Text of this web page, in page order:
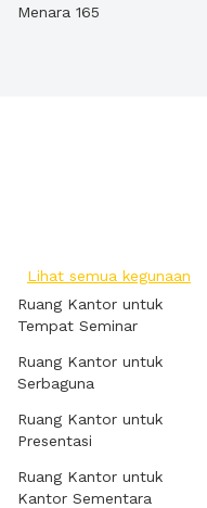
Menara 165
Lihat semua kegunaan
Ruang Kantor untuk
Tempat Seminar
Ruang Kantor untuk
Serbaguna
Ruang Kantor untuk
Presentasi
Ruang Kantor untuk
Kantor Sementara